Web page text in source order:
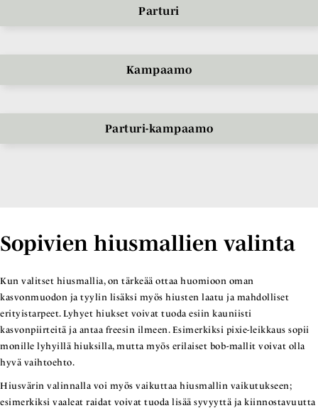
Parturi
Kampaamo
Parturi-kampaamo
Sopivien hiusmallien valinta
Kun valitset hiusmallia, on tärkeää ottaa huomioon oman
kasvonmuodon ja tyylin lisäksi myös hiusten laatu ja mahdolliset
erityistarpeet. Lyhyet hiukset voivat tuoda esiin kauniisti
kasvonpiirteitä ja antaa freesin ilmeen. Esimerkiksi pixie-leikkaus sopii
monille lyhyillä hiuksilla, mutta myös erilaiset bob-mallit voivat olla
hyvä vaihtoehto.
Hiusvärin valinnalla voi myös vaikuttaa hiusmallin vaikutukseen;
esimerkiksi vaaleat raidat voivat tuoda lisää syvyyttä ja kiinnostavuutta